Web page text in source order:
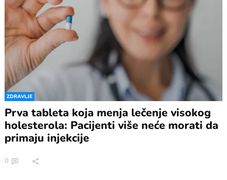
ZDRAVLJE
Prva tableta koja menja lečenje visokog
holesterola: Pacijenti više neće morati da
primaju injekcije
0